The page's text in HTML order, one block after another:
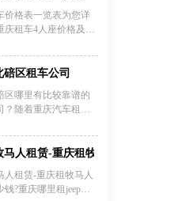
况良好，动力大，可
间大，可带驾驶员，
票。
价格表一览表为您详
庆租车4人座价格及费
等主流车型的租赁信
4人座租车费用根据车
达、丰田卡罗拉日租
500元，中高端车型如
奥迪A4等日租费用可达
元。重庆四人座汽车租
含基础租金、保险及
碚区租车公司
区哪里有比较靠谱的
？随着重庆汽车租赁
流的出行方式，特别
经济共享时代，租车
求。而眼下重庆市场
行越来越多，参差不
马人租赁-重庆租牧马人一天多少
人租赁-重庆租牧马人
钱?重庆哪里租jeep牧